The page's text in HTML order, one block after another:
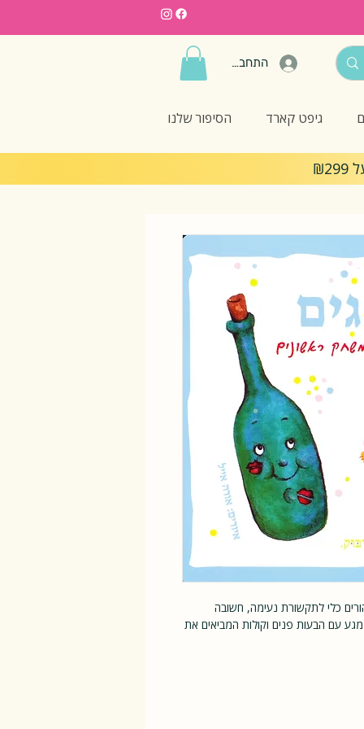
התחברות
גיפט קארד הסיפור שלנו
כלי לתקשורת נעימה, חשובה
מגע עם הבעות פנים וקולות המביאים את